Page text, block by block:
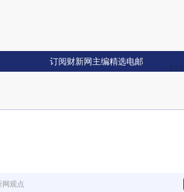
订阅财新网主编精选电邮
网观点